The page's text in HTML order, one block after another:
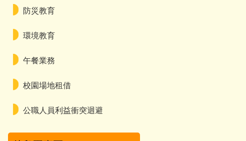
防災教育
環境教育
午餐業務
校園場地租借
公職人員利益衝突迴避